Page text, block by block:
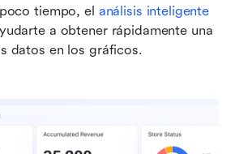
tiempo, el análisis inteligente
a obtener rápidamente una
datos en los gráficos.